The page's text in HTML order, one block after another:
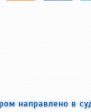
направлено в